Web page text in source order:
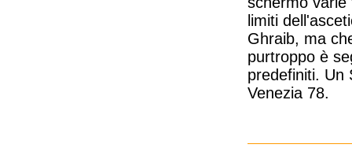
limiti
Ghraib, ma
purtroppo è
predefiniti. Un
Venezia 78.